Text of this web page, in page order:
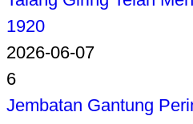
1920
2026-06-07
6
Jembatan Gantung